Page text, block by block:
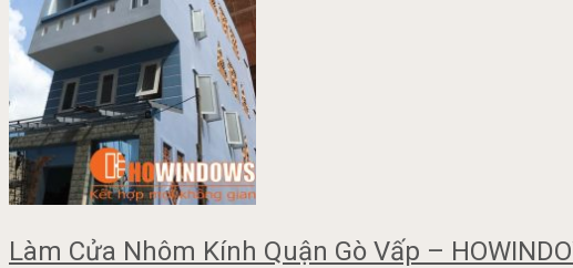
Làm Cửa Nhôm Kính Quận Gò Vấp –